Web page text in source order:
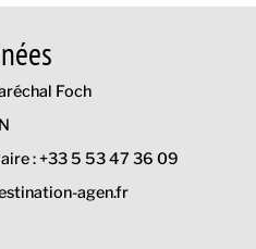
Foch
: +33 5 53 47 36 09
agen.fr